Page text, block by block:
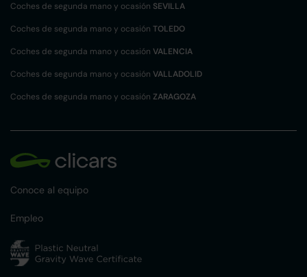
Coches de segunda mano y ocasión SEVILLA
Coches de segunda mano y ocasión TOLEDO
Coches de segunda mano y ocasión VALENCIA
Coches de segunda mano y ocasión VALLADOLID
Coches de segunda mano y ocasión ZARAGOZA
Conoce al equipo
Empleo